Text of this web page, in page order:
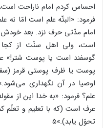
احساس کردم امام ناراحت
فرمود: «البتّه علم است امّا
امام مدّتی حرف نزد. بعد خودش
است، ولی اهل سنّت از
گوسفند است یا پوست شتر!»
پوست یا ظرف پوستی قرمز
اوصیا در آن نگهداری
علم؟ فرمود: «به خدا این از
عرف است (که با تعلیم و تعلّم
تحوّل یابد).»5